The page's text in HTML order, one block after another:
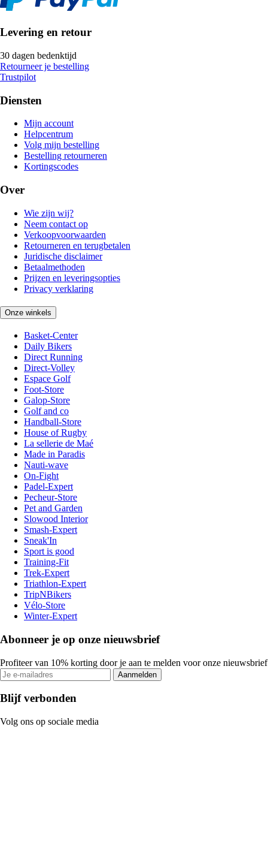
Levering en retour
30 dagen bedenktijd
Retourneer je bestelling
Trustpilot
Diensten
Mijn account
Helpcentrum
Volg mijn bestelling
Bestelling retourneren
Kortingscodes
Over
Wie zijn wij?
Neem contact op
Verkoopvoorwaarden
Retourneren en terugbetalen
Juridische disclaimer
Betaalmethoden
Prijzen en leveringsopties
Privacy verklaring
Onze winkels
Basket-Center
Daily Bikers
Direct Running
Direct-Volley
Espace Golf
Foot-Store
Galop-Store
Golf and co
Handball-Store
House of Rugby
La sellerie de Maé
Made in Paradis
Nauti-wave
On-Fight
Padel-Expert
Pecheur-Store
Pet and Garden
Slowood Interior
Smash-Expert
Sneak'In
Sport is good
Training-Fit
Trek-Expert
Triathlon-Expert
TripNBikers
Vélo-Store
Winter-Expert
Abonneer je op onze nieuwsbrief
Profiteer van 10% korting door je aan te melden voor onze nieuwsbrief
Aanmelden
Blijf verbonden
Volg ons op sociale media